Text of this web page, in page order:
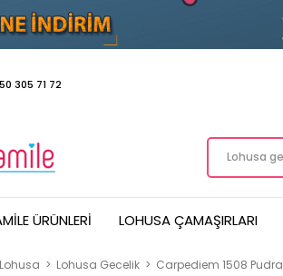
305 71 72
ÜRÜNLERI LOHUSA ÇAMAŞIRLARI
> Lohusa Gecelik > Carpediem 1508